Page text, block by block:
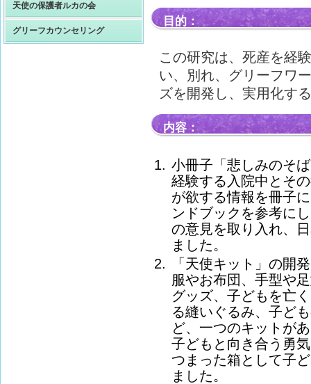
天使の保護者ルカの会
グリーフカウンセリング
目的：
この研究は、死産を経
い、別れ、グリーフワ
ズを開発し、実用化す
内容：
小冊子「悲しみのそ
経験する入院中とそ
が欲する情報を冊子
ンドブックを参考に
の意見を取り入れ、
ました。
「天使キット」の開
服やお布団、手型や
グッズ、子どもを亡
る縫いぐるみ、子ど
ど、一つのキットが
子どもと向き合う勇
つまった箱として子
ました。